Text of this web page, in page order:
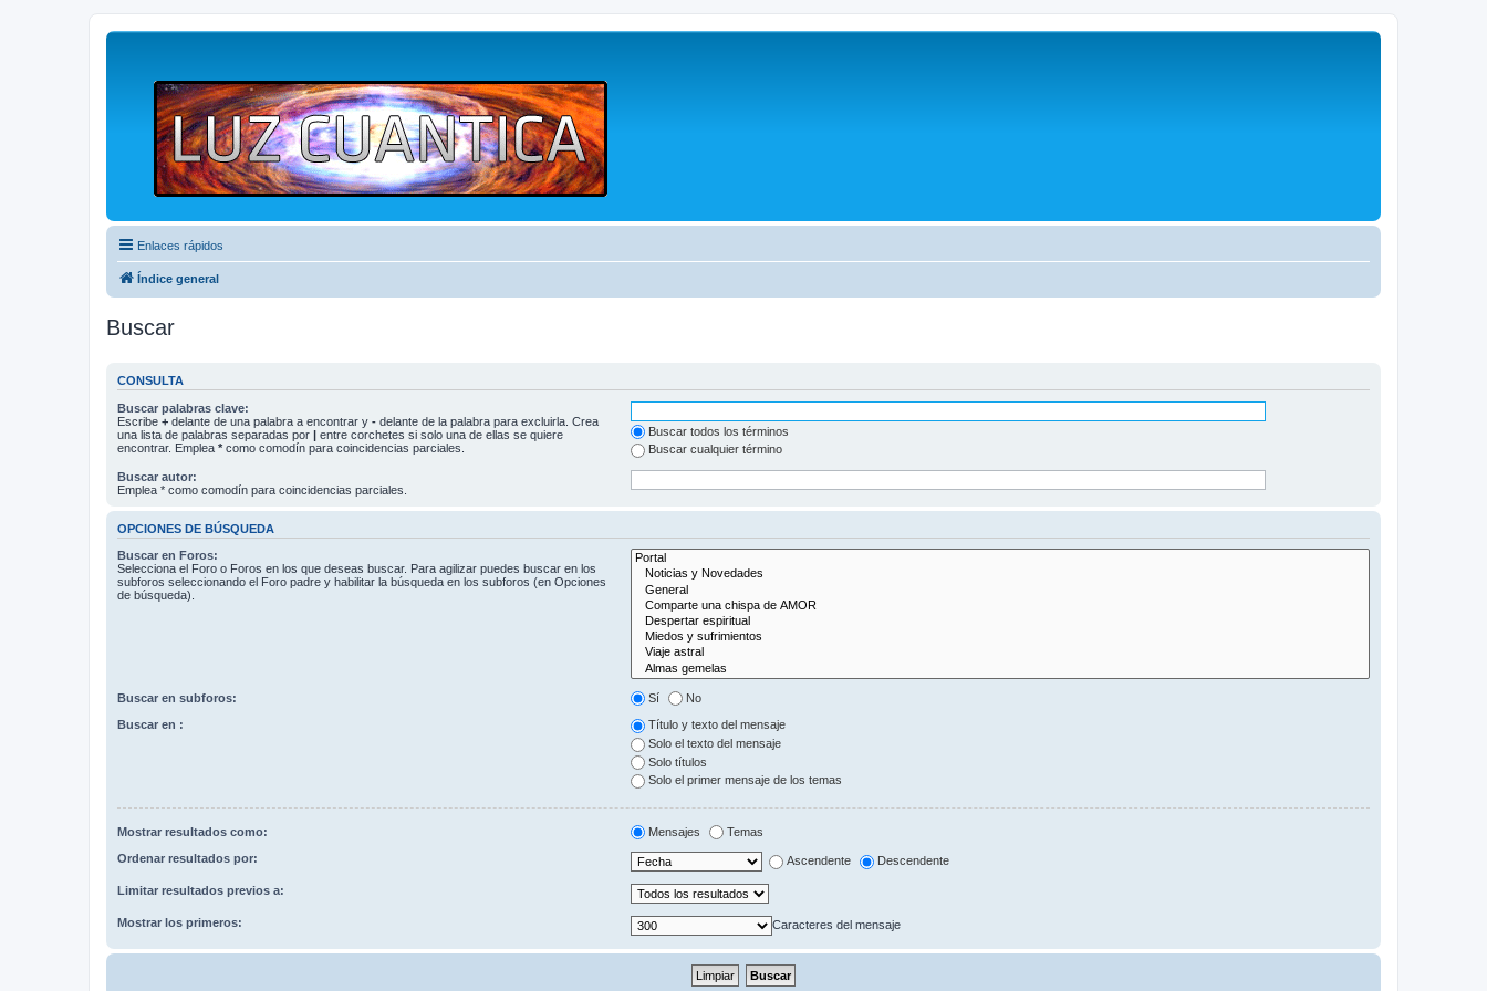
Enlaces rápidos
Índice general
Buscar
CONSULTA
Buscar palabras clave:
Escribe + delante de una palabra a encontrar y - delante de la palabra para excluirla. Crea
una lista de palabras separadas por | entre corchetes si solo una de ellas se quiere
encontrar. Emplea * como comodín para coincidencias parciales.
Buscar todos los términos
Buscar cualquier término
Buscar autor:
Emplea * como comodín para coincidencias parciales.
OPCIONES DE BÚSQUEDA
Buscar en Foros:
Selecciona el Foro o Foros en los que deseas buscar. Para agilizar puedes buscar en los
subforos seleccionando el Foro padre y habilitar la búsqueda en los subforos (en Opciones
de búsqueda).
Buscar en subforos: Sí No
Buscar en :
Título y texto del mensaje
Solo el texto del mensaje
Solo títulos
Solo el primer mensaje de los temas
Mostrar resultados como: Mensajes Temas
Ordenar resultados por: Ascendente Descendente
Limitar resultados previos a:
Mostrar los primeros: Caracteres del mensaje